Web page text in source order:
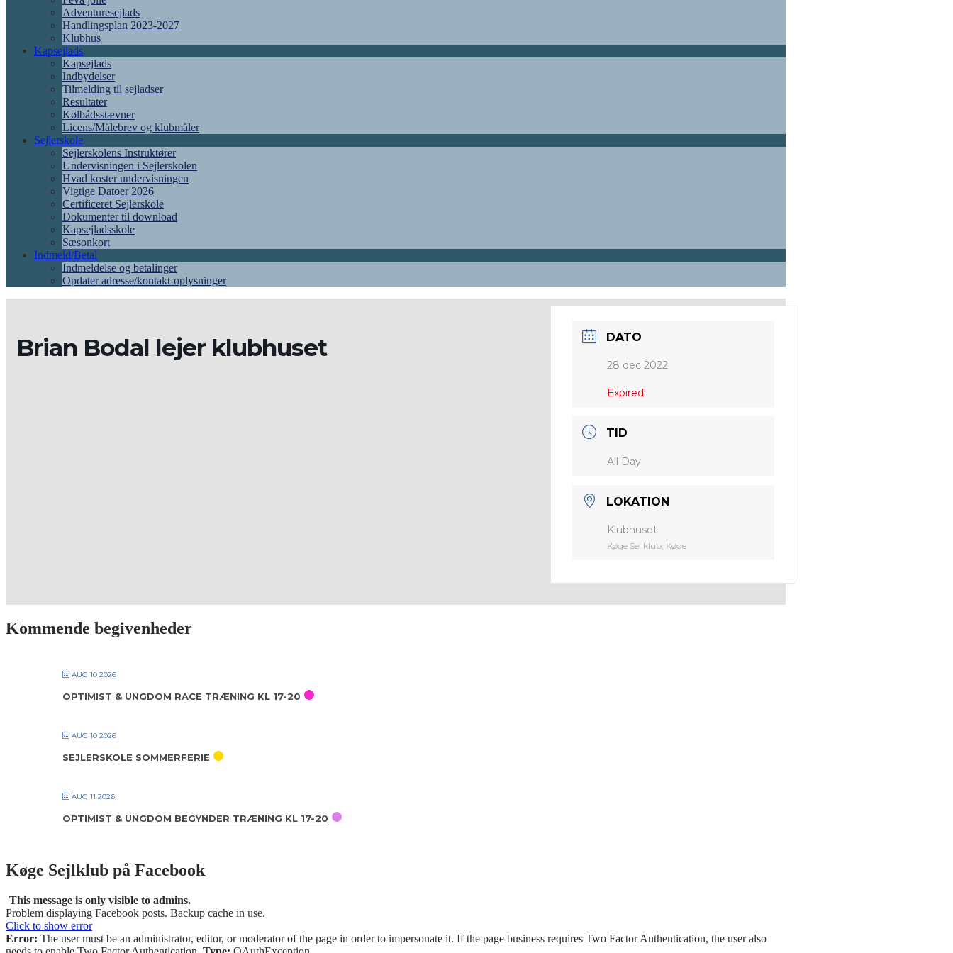
Adventuresejlads
Handlingsplan 2023-2027
Klubhus
Kapsejlads
Kapsejlads
Indbydelser
Tilmelding til sejladser
Resultater
Kølbådsstævner
Licens/Målebrev og klubmåler
Sejlerskole
Sejlerskolens Instruktører
Undervisningen i Sejlerskolen
Hvad koster undervisningen
Vigtige Datoer 2026
Certificeret Sejlerskole
Dokumenter til download
Kapsejladsskole
Sæsonkort
Indmeld/Betal
Indmeldelse og betalinger
Opdater adresse/kontakt-oplysninger
Brian Bodal lejer klubhuset DATO
28 dec 2022
Expired!
TID
All Day
LOKATION
Klubhuset
Køge Sejlklub, Køge
Kommende begivenheder
AUG 10 2026
OPTIMIST & UNGDOM RACE TRÆNING KL 17-20
AUG 10 2026
SEJLERSKOLE SOMMERFERIE
AUG 11 2026
OPTIMIST & UNGDOM BEGYNDER TRÆNING KL 17-20
Køge Sejlklub på Facebook
This message is only visible to admins.
Problem displaying Facebook posts. Backup cache in use.
Click to show error
Error: The user must be an administrator, editor, or moderator of the page in order to impersonate it. If the page business requires Two Factor Authentication, the user also